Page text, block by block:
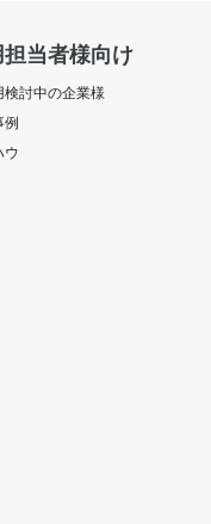
当者様向け
検討中の企業様
例
ウ